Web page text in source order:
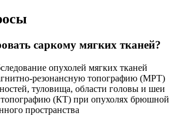
саркому мягких тканей?
опухолей мягких тканей
резонансную топографию (МРТ)
туловища, области головы и шеи
(КТ) при опухолях брюшной
пространства